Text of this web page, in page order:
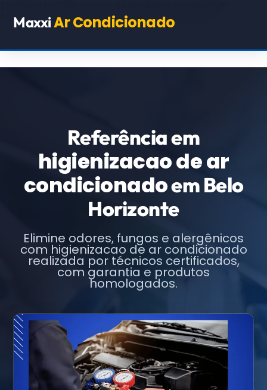
TROCANDO APENAS OS TEXTOS E URLs INDICADOS)
MaxxiAr Condicionado
Referência em
higienizacao de ar
condicionadoem Belo
Horizonte
Elimine odores, fungos e alergênicos
com higienizacao de ar condicionado
realizada por técnicos certificados,
com garantia e produtos
homologados.